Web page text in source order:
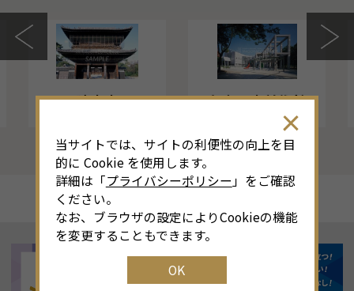
建中寺 名古屋市美術館
当サイトでは、サイトの利便性の向上を目
的に Cookie を使用します。
詳細は「プライバシーポリシー 」をご確認
ください。
なお、ブラウザの設定によりCookieの機能
を変更することもできます。
OK